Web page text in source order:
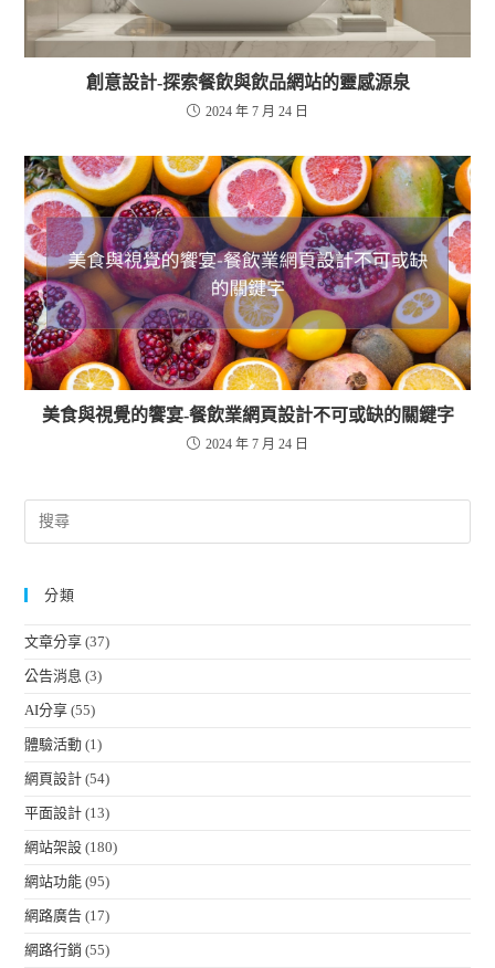
創意設計-探索餐飲與飲品網站的靈感源泉
2024 年 7 月 24 日
美食與視覺的饗宴-餐飲業網頁設計不可或缺的關鍵字
2024 年 7 月 24 日
分類
文章分享 (37)
公告消息 (3)
AI分享 (55)
體驗活動 (1)
網頁設計 (54)
平面設計 (13)
網站架設 (180)
網站功能 (95)
網路廣告 (17)
網路行銷 (55)